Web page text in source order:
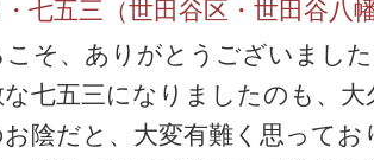
・七五三（世田谷区・世田谷八
こそ、ありがとうございまし
な七五三になりましたのも、大
お陰だと、大変有難く思ってお